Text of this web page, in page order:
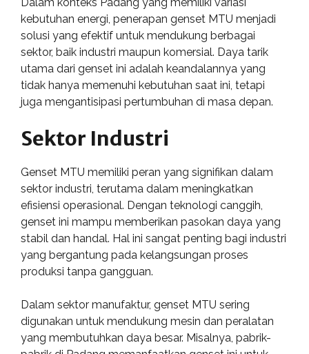
kebutuhan energi, penerapan genset MTU menjadi
solusi yang efektif untuk mendukung berbagai
sektor, baik industri maupun komersial. Daya tarik
utama dari genset ini adalah keandalannya yang
tidak hanya memenuhi kebutuhan saat ini, tetapi
juga mengantisipasi pertumbuhan di masa depan.
Sektor Industri
Genset MTU memiliki peran yang signifikan dalam
sektor industri, terutama dalam meningkatkan
efisiensi operasional. Dengan teknologi canggih,
genset ini mampu memberikan pasokan daya yang
stabil dan handal. Hal ini sangat penting bagi industri
yang bergantung pada kelangsungan proses
produksi tanpa gangguan.
Dalam sektor manufaktur, genset MTU sering
digunakan untuk mendukung mesin dan peralatan
yang membutuhkan daya besar. Misalnya, pabrik-